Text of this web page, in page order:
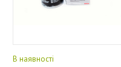
В наявності